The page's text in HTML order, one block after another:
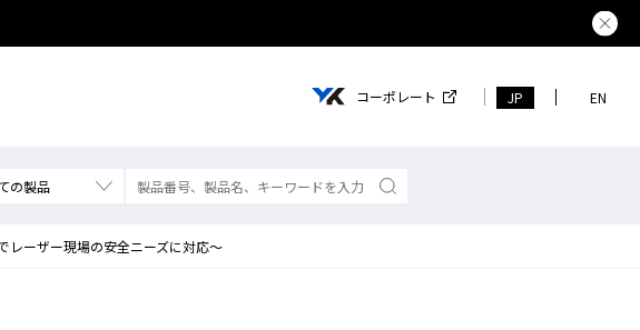
コーポレート JP EN
レーザー現場の安全ニーズに対応～